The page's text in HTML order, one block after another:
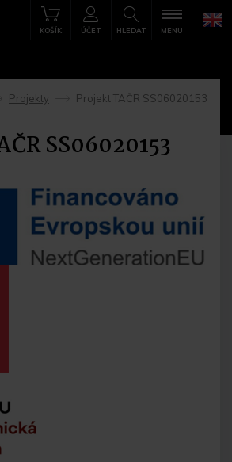
HLEDAT
KOŠÍK ÚČET MENU
->
Projekty
->
Projekt TAČR SS06020153
SS06020153